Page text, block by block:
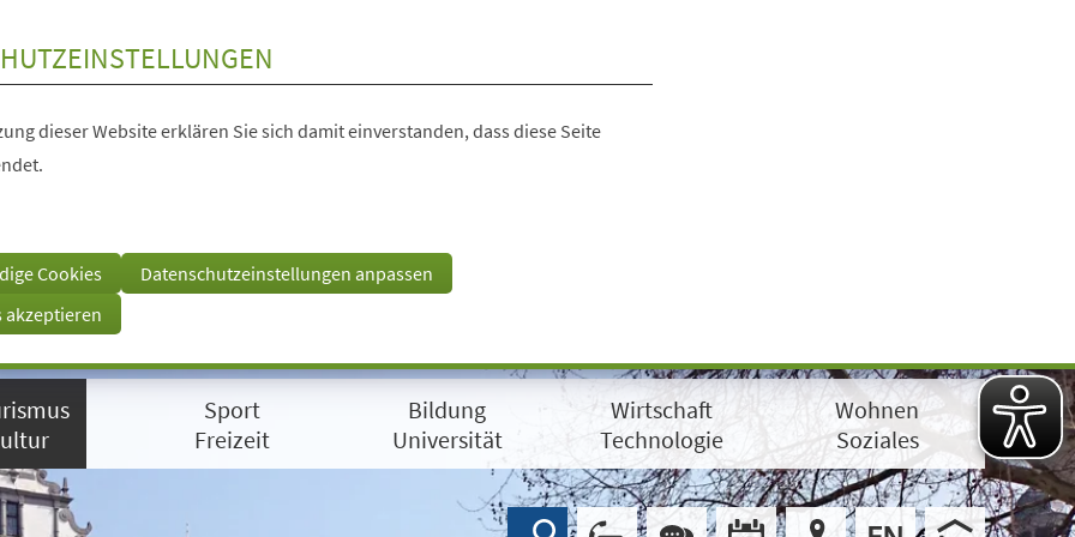
dieser Website erklären Sie sich damit einverstanden, dass diese Seite
Cookies
Datenschutzeinstellungen anpassen
akzeptieren
Sport
Freizeit
Bildung
Universität
Wirtschaft
Technologie
Wohnen
Soziales